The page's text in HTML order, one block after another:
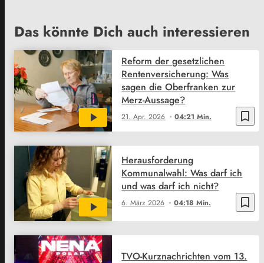
Das könnte Dich auch interessieren
bookmark_border
21. Apr. 2026 04:21 Min.
Reform der gesetzlichen
Rentenversicherung: Was
sagen die Oberfranken zur
Merz-Aussage?
bookmark_border
6. März 2026 04:18 Min.
Herausforderung
Kommunalwahl: Was darf ich
und was darf ich nicht?
TVO-Kurznachrichten vom 13.